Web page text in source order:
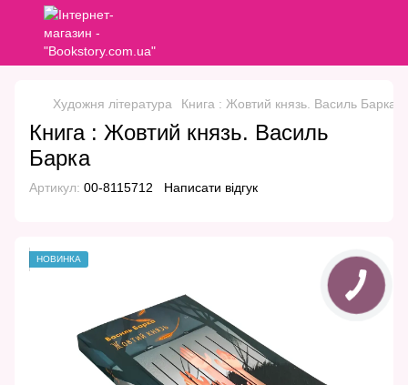
Художня література Книга : Жовтий князь. Василь Барка
Книга : Жовтий князь. Василь
Барка
Артикул: 00-8115712 Написати відгук
НОВИНКА